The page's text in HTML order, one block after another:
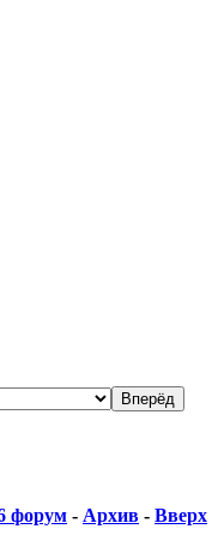
форум - Архив - Вверх